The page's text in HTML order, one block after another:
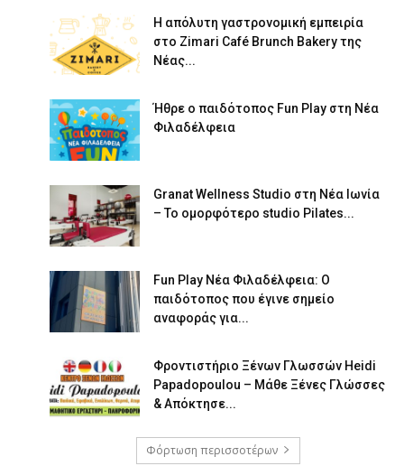
Η απόλυτη γαστρονομική εμπειρία
στο Zimari Café Brunch Bakery της
Νέας...
Ήθρε ο παιδότοπος Fun Play στη Νέα
Φιλαδέλφεια
Granat Wellness Studio στη Νέα Ιωνία
– Το ομορφότερο studio Pilates...
Fun Play Νέα Φιλαδέλφεια: Ο
παιδότοπος που έγινε σημείο
αναφοράς για...
Φροντιστήριο Ξένων Γλωσσών Heidi
Papadopoulou – Μάθε Ξένες Γλώσσες
& Απόκτησε...
Φόρτωση περισσοτέρων